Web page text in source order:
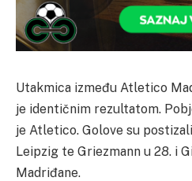
Utakmica između Atletico
je identičnim rezultatom.
je Atletico. Golove su
Leipzig te Griezmann u 28. i
Madriđane.